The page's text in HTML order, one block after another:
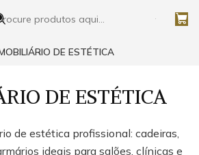
DE ESTÉTICA
DE ESTÉTICA
de estética profissional: cadeiras,
ideais para salões, clínicas e